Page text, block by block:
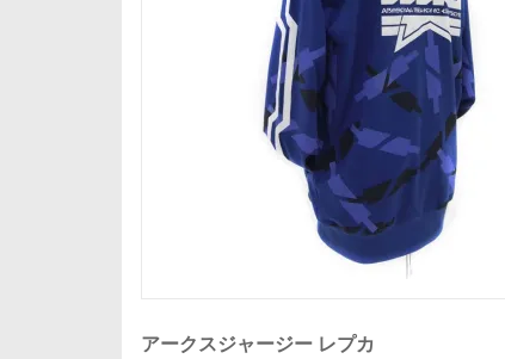
アークスジャージー レプカ